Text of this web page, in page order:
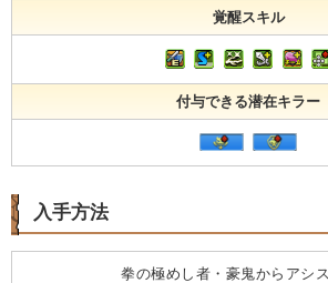
覚醒スキル
付与できる潜在キラー
入手方法
拳の極めし者・豪鬼からアシ